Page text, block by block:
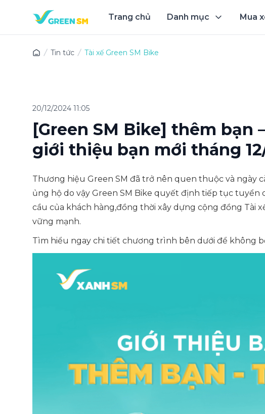
Trang chủ Danh mục Mua
Tin tức Tài xế Green SM Bike
20/12/2024 11:05
[Green SM Bike] thêm bạn
giới thiệu bạn mới tháng
Thương hiệu Green SM đã trở nên quen thuộc và ngày
ủng hộ do vậy Green SM Bike quyết định tiếp tục
cầu của khách hàng,đồng thời xây dựng cộng đồng Tài
vững mạnh.
Tìm hiểu ngay chi tiết chương trình bên dưới để không